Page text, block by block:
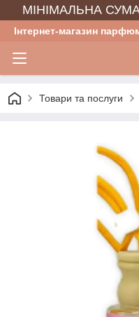
МІНІМАЛЬНА
Інтернет-магазин
Товари та послуги